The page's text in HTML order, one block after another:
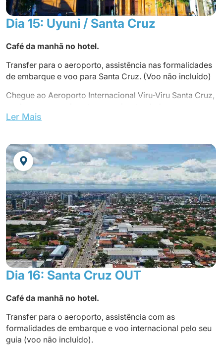
Dia 15: Uyuni / Santa Cruz
Café da manhã no hotel.
Transfer para o aeroporto, assistência nas formalidades
de embarque e voo para Santa Cruz. (Voo não incluído)
Chegue ao Aeroporto Internacional Viru-Viru Santa Cruz,
hotel.
Dia livre
Jantar não incluído.
Pernoite no hotel.
Ler Mais
Dia 16: Santa Cruz OUT
Café da manhã no hotel.
Transfer para o aeroporto, assistência com as
formalidades de embarque e voo internacional pelo seu
guia (voo não incluído).